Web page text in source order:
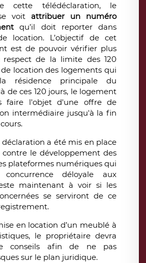
cette télédéclaration, le
voit attribuer un numéro
qu’il doit reporter dans
location. L’objectif de cet
est de pouvoir vérifier plus
de la limite des 120
location des logements qui
résidence principale du
de ces 120 jours, le logement
faire l'objet d'une offre de
intermédiaire jusqu'à la fin
a été mis en place
le développement des
plateformes numériques qui
déloyale aux
maintenant à voir si les
se serviront de ce
en location d’un meublé à
le propriétaire devra
conseils afin de ne pas
sur le plan juridique.